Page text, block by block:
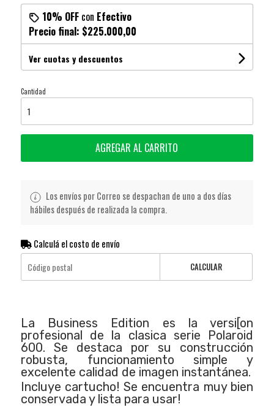
10% OFFcon Efectivo
Precio final: $225.000,00
Ver cuotas y descuentos
Cantidad
AGREGAR AL CARRITO
Los envíos por Correo se despachan de uno a dos días
hábiles después de realizada la compra.
Calculá el costo de envío
CALCULAR
La Business Edition es la versi[on
profesional de la clasica serie Polaroid
600. Se destaca por su construcción
robusta, funcionamiento simple y
excelente calidad de imagen instantánea.
Incluye cartucho! Se encuentra muy bien
conservada y lista para usar!